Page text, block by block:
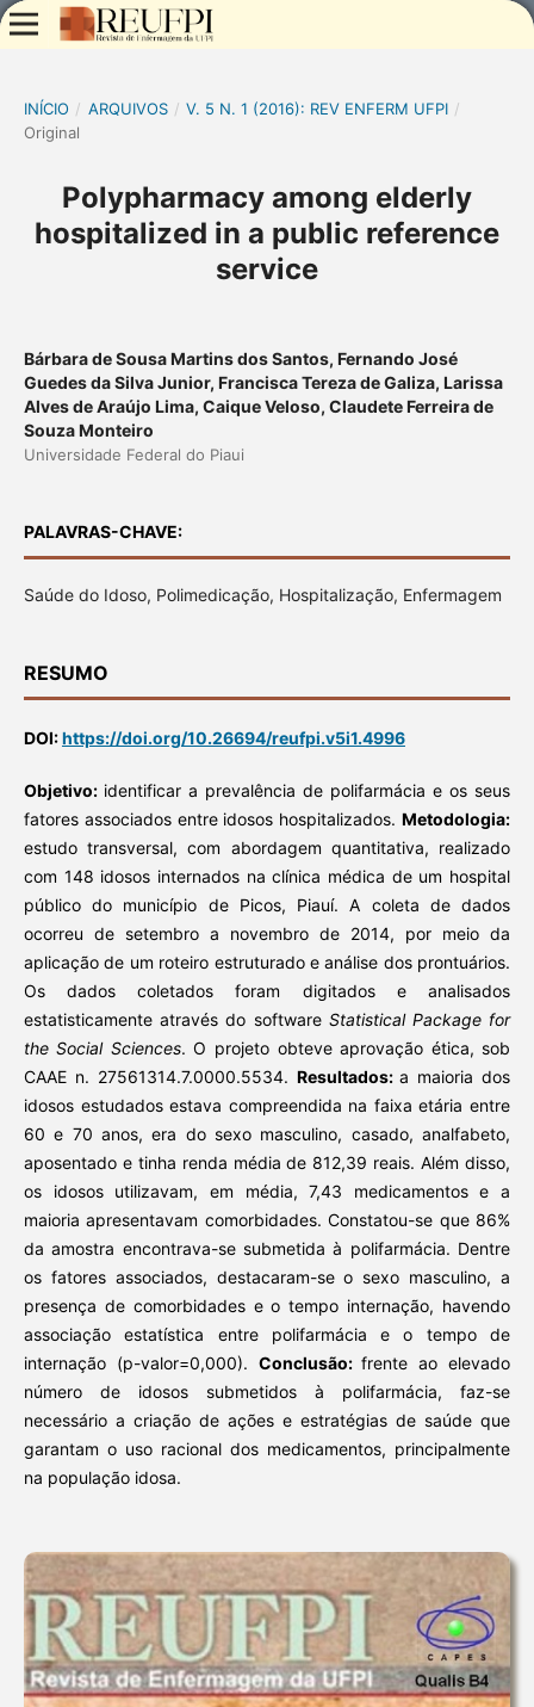
INÍCIO / ARQUIVOS / V. 5 N. 1 (2016): REV ENFERM UFPI /
Original
Polypharmacy among elderly
hospitalized in a public reference
service
Bárbara de Sousa Martins dos Santos, Fernando José
Guedes da Silva Junior, Francisca Tereza de Galiza, Larissa
Alves de Araújo Lima, Caique Veloso, Claudete Ferreira de
Souza Monteiro
Universidade Federal do Piaui
PALAVRAS-CHAVE:
Saúde do Idoso, Polimedicação, Hospitalização, Enfermagem
RESUMO
DOI:https://doi.org/10.26694/reufpi.v5i1.4996
Objetivo: identificar a prevalência de polifarmácia e os seus
fatores associados entre idosos hospitalizados.Metodologia:
estudo transversal, com abordagem quantitativa, realizado
com 148 idosos internados na clínica médica de um hospital
público do município de Picos, Piauí. A coleta de dados
ocorreu de setembro a novembro de 2014, por meio da
aplicação de um roteiro estruturado e análise dos prontuários.
Os dados coletados foram digitados e analisados
estatisticamente através do software Statistical Package for
the Social Sciences. O projeto obteve aprovação ética, sob
CAAE n. 27561314.7.0000.5534. Resultados:a maioria dos
idosos estudados estava compreendida na faixa etária entre
60 e 70 anos, era do sexo masculino, casado, analfabeto,
aposentado e tinha renda média de 812,39 reais. Além disso,
os idosos utilizavam, em média, 7,43 medicamentos e a
maioria apresentavam comorbidades. Constatou-se que 86%
da amostra encontrava-se submetida à polifarmácia. Dentre
os fatores associados, destacaram-se o sexo masculino, a
presença de comorbidades e o tempo internação, havendo
associação estatística entre polifarmácia e o tempo de
internação (p-valor=0,000). Conclusão:frente ao elevado
número de idosos submetidos à polifarmácia, faz-se
necessário a criação de ações e estratégias de saúde que
garantam o uso racional dos medicamentos, principalmente
na população idosa.